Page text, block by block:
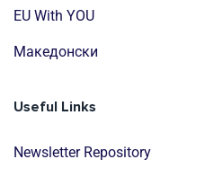
EU With YOU
Mакедонски
Useful Links
Newsletter Repository